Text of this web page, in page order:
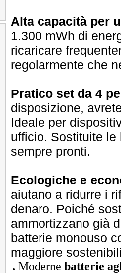
Alta capacità per
1.300 mWh di
ricaricare
regolarmente che
Pratico set da 4
disposizione,
Ideale per
ufficio. Sostituite le
sempre pronti.
Ecologiche e
aiutano a ridurre i
denaro. Poiché
ammortizzano già
batterie monouso
maggiore
Moderne batterie